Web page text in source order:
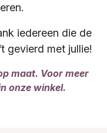
iedereen die de
gevierd met jullie!
maat. Voor meer
onze winkel.